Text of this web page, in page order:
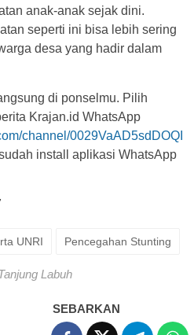
anak-anak sejak dini.
seperti ini bisa lebih sering
desa yang hadir dalam
di ponselmu. Pilih
Krajan.id WhatsApp
channel/0029VaAD5sdDOQI
install aplikasi WhatsApp
UNRI Pencegahan Stunting
Labuh
SEBARKAN